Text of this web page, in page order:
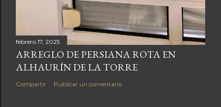
febrero 17, 2025
ARREGLO DE PERSIANA ROTA EN
ALHAURÍN DE LA TORRE
Compartir Publicar un comentario